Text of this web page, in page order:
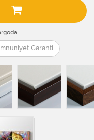
Garanti